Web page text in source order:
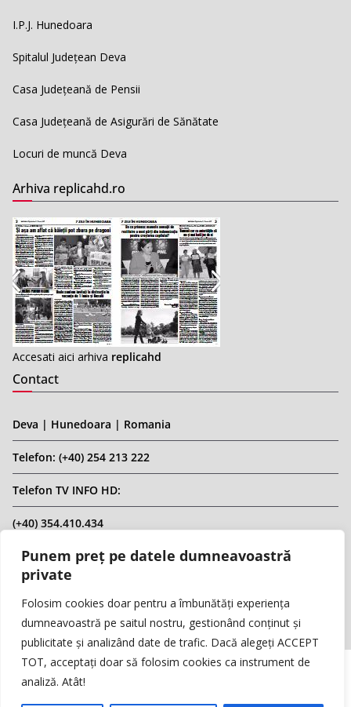
Punem preț pe datele dumneavoastră
private
Folosim cookies doar pentru a îmbunătăți experiența
dumneavoastră pe saitul nostru, gestionând conținut și
publicitate și analizând date de trafic. Dacă alegeți ACCEPT
TOT, acceptați doar să folosim cookies ca instrument de
analiză. Atât!
I.P.J. Hunedoara
Spitalul Județean Deva
Casa Județeană de Pensii
Casa Județeană de Asigurări de Sănătate
Locuri de muncă Deva
Arhiva replicahd.ro
Accesati aici arhiva replicahd
Contact
Deva | Hunedoara | Romania
Telefon: (+40) 254 213 222
Telefon TV INFO HD:
(+40) 354.410.434
Email: infohd20@gmail.com
Website: www.replicahd.ro